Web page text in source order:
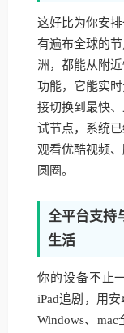
这好比为你安
有遍布全球的
洲，都能从附
功能，它能实
接切换到最快
试节点，系统
观看优酷视频
圆圈。
全平台支持
生活
你的设备不止
iPad追剧，用
Windows、